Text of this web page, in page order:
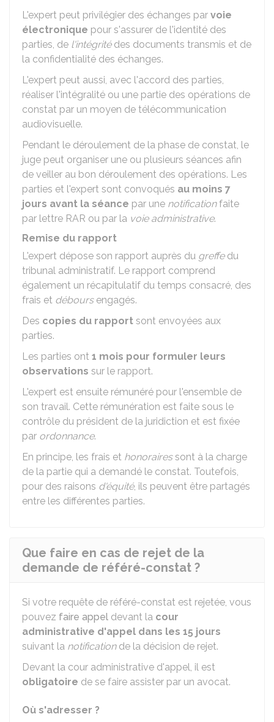
L'expert peut privilégier des échanges par voie
électronique pour s'assurer de l'identité des
parties, de l'intégritédes documents transmis et de
la confidentialité des échanges.
L'expert peut aussi, avec l'accord des parties,
réaliser l'intégralité ou une partie des opérations de
constat par un moyen de télécommunication
audiovisuelle.
Pendant le déroulement de la phase de constat, le
juge peut organiser une ou plusieurs séances afin
de veiller au bon déroulement des opérations. Les
parties et l'expert sont convoqués au moins 7
jours avant la séance par une notificationfaite
par lettre RAR ou par la voie administrative.
Remise du rapport
L'expert dépose son rapport auprès du greffedu
tribunal administratif. Le rapport comprend
également un récapitulatif du temps consacré, des
frais et déboursengagés.
Des copies du rapport sont envoyées aux
parties.
Les parties ont 1 mois pour formuler leurs
observations sur le rapport.
L'expert est ensuite rémunéré pour l'ensemble de
son travail. Cette rémunération est faite sous le
contrôle du président de la juridiction et est fixée
par ordonnance.
En principe, les frais et honorairessont à la charge
de la partie qui a demandé le constat. Toutefois,
pour des raisons d'équité, ils peuvent être partagés
entre les différentes parties.
Que faire en cas de rejet de la
demande de référé-constat ?
Si votre requête de référé-constat est rejetée, vous
pouvez faire appel devant la cour
administrative d'appel dans les 15 jours
suivant la notificationde la décision de rejet.
Devant la cour administrative d'appel, il est
obligatoire de se faire assister par un avocat.
Où s'adresser ?